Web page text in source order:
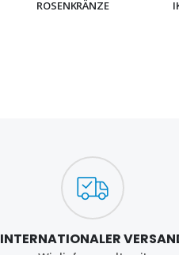
ROSENKRÄNZE
INTERNATIONALER